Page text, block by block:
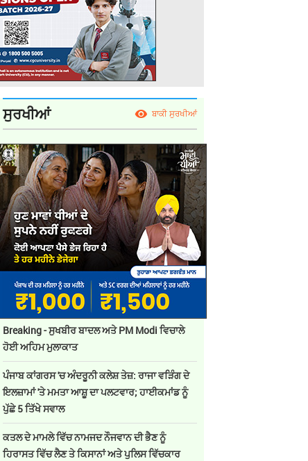
ਸੁਰਖੀਆਂ ਬਾਕੀ ਸੁਰਖੀਆਂ
Breaking - ਸੁਖਬੀਰ ਬਾਦਲ ਅਤੇ PM Modi ਵਿਚਾਲੇ
ਹੋਈ ਅਹਿਮ ਮੁਲਾਕਾਤ
ਪੰਜਾਬ ਕਾਂਗਰਸ 'ਚ ਅੰਦਰੂਨੀ ਕਲੇਸ਼ ਤੇਜ਼: ਰਾਜਾ ਵੜਿੰਗ ਦੇ
ਇਲਜ਼ਾਮਾਂ 'ਤੇ ਮਮਤਾ ਆਸ਼ੂ ਦਾ ਪਲਟਵਾਰ; ਹਾਈਕਮਾਂਡ ਨੂੰ
ਪੁੱਛੇ 5 ਤਿੱਖੇ ਸਵਾਲ
ਕਤਲ ਦੇ ਮਾਮਲੇ ਵਿੱਚ ਨਾਮਜਦ ਨੌਜਵਾਨ ਦੀ ਭੈਣ ਨੂੰ
ਹਿਰਾਸਤ ਵਿੱਚ ਲੈਣ ਤੇ ਕਿਸਾਨਾਂ ਅਤੇ ਪੁਲਿਸ ਵਿੱਚਕਾਰ